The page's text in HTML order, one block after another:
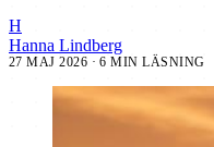
H
Hanna Lindberg
27 MAJ 2026 · 6 MIN LÄSNING